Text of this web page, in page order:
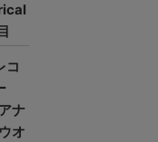
コ
ナ
オ